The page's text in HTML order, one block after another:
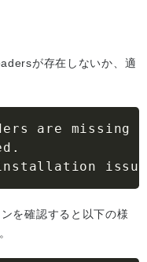
が存在しないか、適
are missing
.
installation
を確認すると以下の様